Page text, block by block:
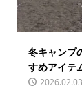
冬キャンプ
すめアイテ
2026.02.03